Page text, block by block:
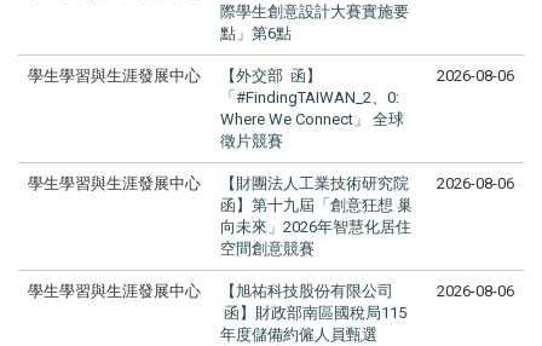
際學生創意設計大賽實施要
點」第6點
學生學習與生涯發展中心
【外交部 函】
「#FindingTAIWAN_2、0:
Where We Connect」 全球
徵片競賽
2026-08-06
學生學習與生涯發展中心
【財團法人工業技術研究院
函】第十九屆「創意狂想 巢
向未來」2026年智慧化居住
空間創意競賽
2026-08-06
學生學習與生涯發展中心
【旭祐科技股份有限公司
函】財政部南區國稅局115
年度儲備約僱人員甄選
2026-08-06